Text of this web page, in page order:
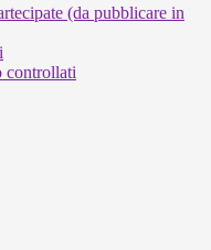
(da pubblicare in
controllati